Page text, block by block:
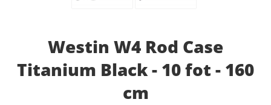
Westin W4 Rod Case
Titanium Black - 10 fot - 160
cm